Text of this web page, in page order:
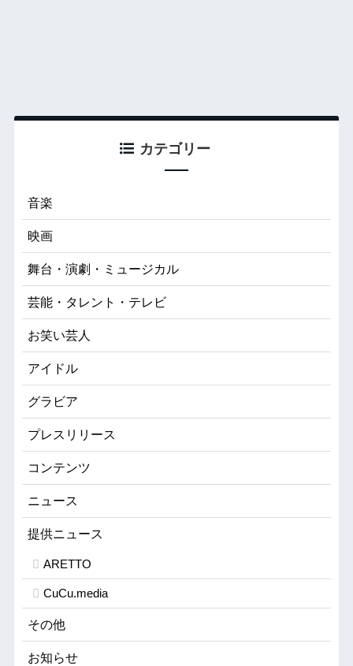
カテゴリー
音楽
映画
舞台・演劇・ミュージカル
芸能・タレント・テレビ
お笑い芸人
アイドル
グラビア
プレスリリース
コンテンツ
ニュース
提供ニュース
ARETTO
CuCu.media
その他
お知らせ